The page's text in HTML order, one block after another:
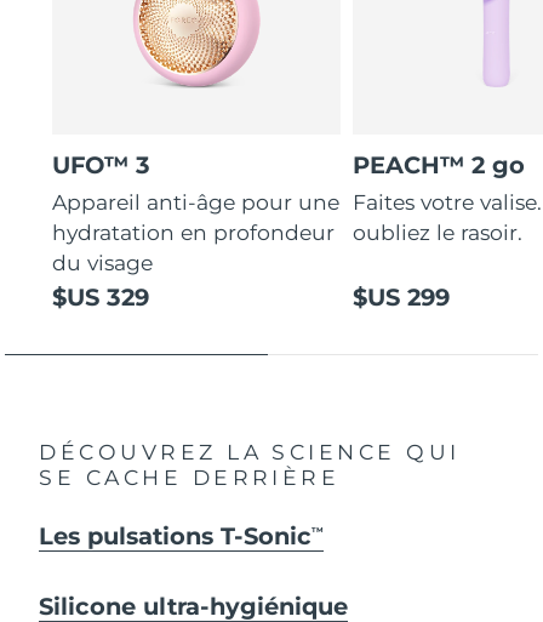
UFO™ 3
Appareil anti-âge pour une
hydratation en profondeur
du visage
$US 329
PEACH™ 2 go
Faites votre
oubliez le rasoir.
$US 299
DÉCOUVREZ LA SCIENCE QUI
SE CACHE DERRIÈRE
Les pulsations T-SonicTM
Silicone ultra-hygiénique